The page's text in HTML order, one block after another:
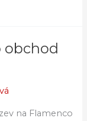
obchod
na Flamenco